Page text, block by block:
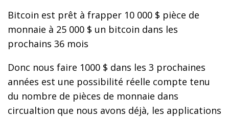
Bitcoin est prêt à frapper 10 000 $ pièce de
monnaie à 25 000 $ un bitcoin dans les
prochains 36 mois
Donc nous faire 1000 $ dans les 3 prochaines
années est une possibilité réelle compte tenu
du nombre de pièces de monnaie dans
circualtion que nous avons déjà, les applications